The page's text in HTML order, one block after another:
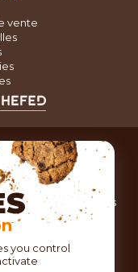
vente
concocter de
grand chef ?
nous vous
issus des meilleures
de pâtisserie,
de cuisine,
au sein de nos 21
you control